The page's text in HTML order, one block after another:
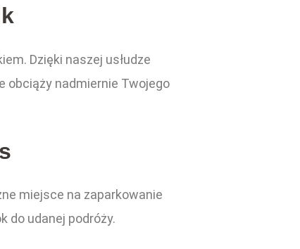
Dzięki naszej usłudze
obciąży nadmiernie Twojego
miejsce na zaparkowanie
do udanej podróży.